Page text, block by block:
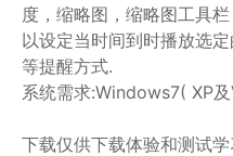
度，缩略图，缩略图工具
以设定当时间到时播放选
等提醒方式.
系统需求:Windows7( XP
下载仅供下载体验和测试学